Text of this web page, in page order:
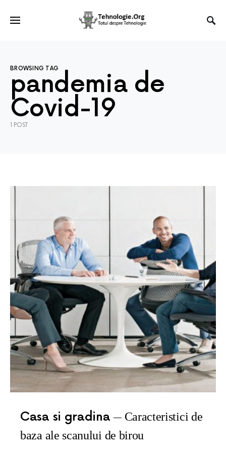
BROWSING TAG
pandemia de
Covid-19
1 POST
Casa si gradina
Caracteristici de
baza ale scanului de birou